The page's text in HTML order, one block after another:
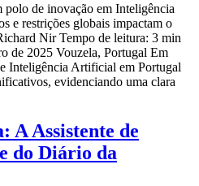
polo de inovação em Inteligência
e restrições globais impactam o
Nir Tempo de leitura: 3 min
de 2025 Vouzela, Portugal Em
Inteligência Artificial em Portugal
evidenciando uma clara
A Assistente de
do Diário da